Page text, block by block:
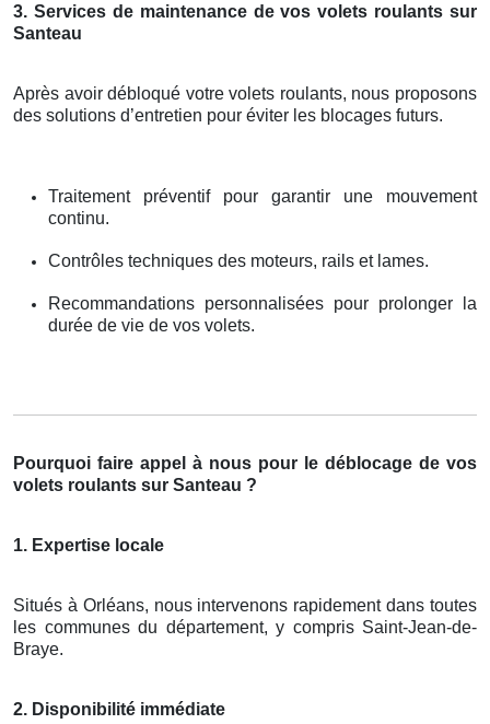
3. Services de maintenance de vos volets roulants sur
Santeau
Après avoir débloqué votre volets roulants, nous proposons
des solutions d’entretien pour éviter les blocages futurs.
Traitement préventif pour garantir une mouvement
continu.
Contrôles techniques des moteurs, rails et lames.
Recommandations personnalisées pour prolonger la
durée de vie de vos volets.
Pourquoi faire appel à nous pour le déblocage de vos
volets roulants sur Santeau ?
1. Expertise locale
Situés à Orléans, nous intervenons rapidement dans toutes
les communes du département, y compris Saint-Jean-de-
Braye.
2. Disponibilité immédiate